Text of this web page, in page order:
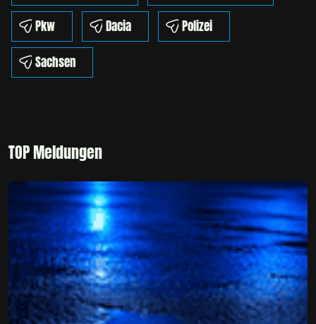
Pkw
Dacia
Polizei
Sachsen
TOP Meldungen